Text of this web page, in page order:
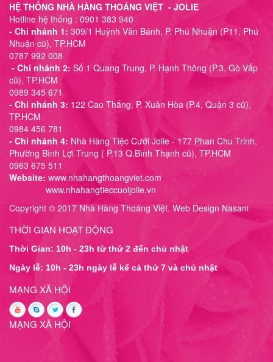
HỆ THỐNG NHÀ HÀNG THOÁNG VIỆT - JOLIE
Hotline hệ thống : 0901 383 940
- Chi nhánh 1: 309/1 Huỳnh Văn Bánh, P. Phú Nhuận (P11, Phú
Nhuận cũ), TP.HCM
0787 992 008
- Chi nhánh 2: Số 1 Quang Trung, P. Hạnh Thông (P.3, Gò Vấp
cũ), TP.HCM
0989 345 671
- Chi nhánh 3: 122 Cao Thắng, P. Xuân Hòa (P.4, Quận 3 cũ),
TP.HCM
0984 456 781
- Chi nhánh 4: Nhà Hàng Tiệc Cưới Jolie - 177 Phan Chu Trinh,
Phường Bình Lợi Trung ( P.13 Q.Bình Thạnh cũ), TP.HCM
0963 675 511
Website: www.nhahangthoangviet.com
www.nhahangtieccuoijolie.vn
Copyright © 2017 Nhà Hàng Thoáng Việt. Web Design Nasani
THỜI GIAN HOẠT ĐỘNG
Thời Gian: 10h - 23h từ thứ 2 đến chủ nhật
Ngày lễ: 10h - 23h ngày lễ kể cả thứ 7 và chủ nhật
MẠNG XÃ HỘI
MẠNG XÃ HỘI